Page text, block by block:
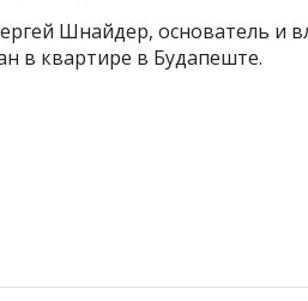
Шнайдер, основатель и
в квартире в Будапеште.